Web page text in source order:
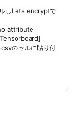
しLets encryptで
attribute
のセルに貼り付